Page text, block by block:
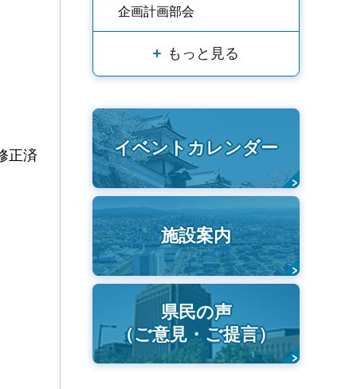
正済
企画計画部会
もっと見る
イベントカレンダー
施設案内
県民の声
（ご意見・ご提言）